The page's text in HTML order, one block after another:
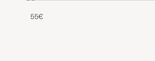
55€